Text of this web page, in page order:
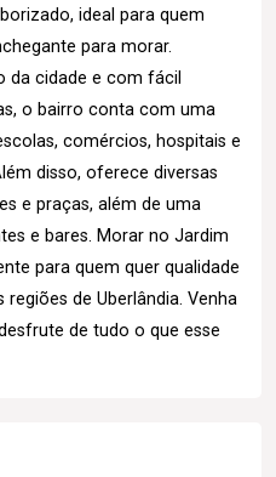
ideal para quem
para morar.
da cidade e com fácil
o bairro conta com uma
comércios, hospitais e
disso, oferece diversas
e praças, além de uma
e bares. Morar no Jardim
para quem quer qualidade
de Uberlândia. Venha
de tudo o que esse